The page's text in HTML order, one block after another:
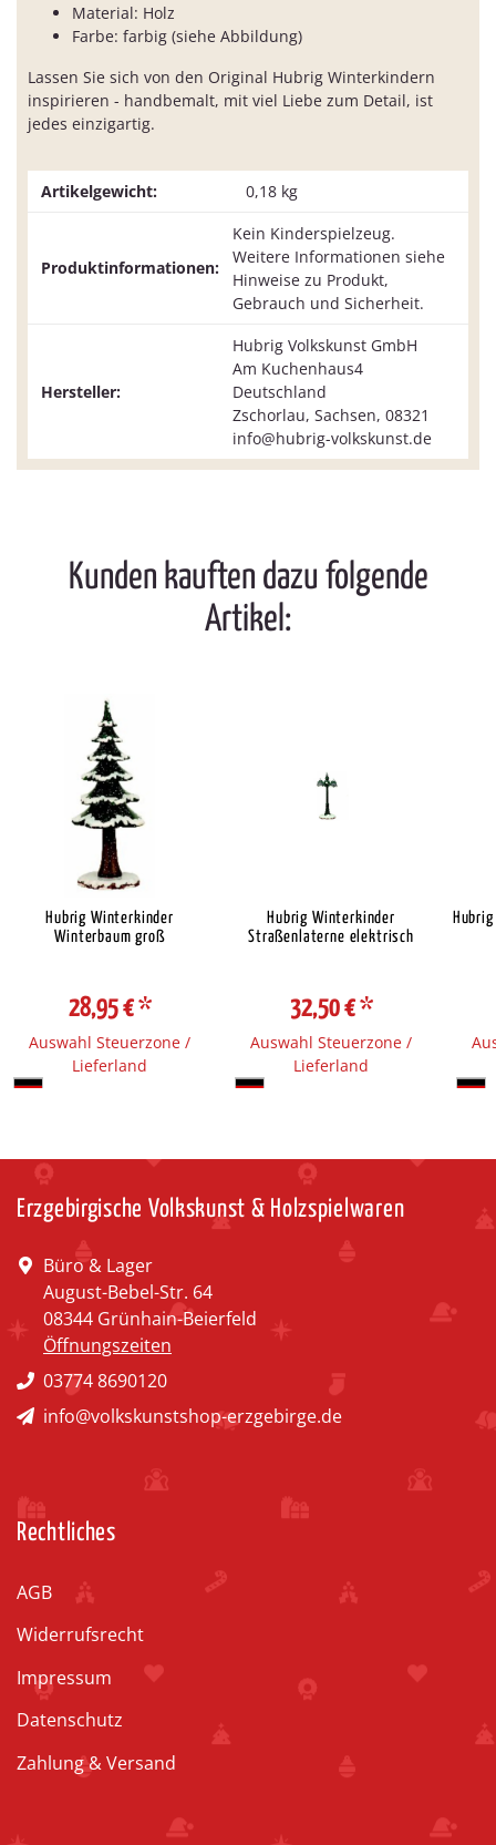
Material: Holz
Farbe: farbig (siehe Abbildung)
Lassen Sie sich von den Original Hubrig Winterkindern
inspirieren - handbemalt, mit viel Liebe zum Detail, ist
jedes einzigartig.
Artikelgewicht: 0,18 kg
Produktinformationen:
Kein Kinderspielzeug.
Weitere Informationen siehe
Hinweise zu Produkt,
Gebrauch und Sicherheit.
Hersteller:
Hubrig Volkskunst GmbH
Am Kuchenhaus4
Deutschland
Zschorlau, Sachsen, 08321
info@hubrig-volkskunst.de
Kunden kauften dazu folgende
Artikel:
Hubrig Winterkinder
Winterbaum groß
28,95 €*
Auswahl Steuerzone /
Lieferland
Hubrig Winterkinder
Straßenlaterne elektrisch
32,50 €*
Auswahl Steuerzone /
Lieferland
Erzgebirgische Volkskunst & Holzspielwaren
Büro & Lager
August-Bebel-Str. 64
08344 Grünhain-Beierfeld
Öffnungszeiten
03774 8690120
info@volkskunstshop-erzgebirge.de
Rechtliches
AGB
Widerrufsrecht
Impressum
Datenschutz
Zahlung & Versand